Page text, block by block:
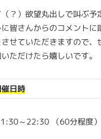
？）欲望丸出しで叫ぶ予
皆さんからのコメントに
せていただきますので、
ただけたら嬉しいです。
日時
～22:30 （60分程度）